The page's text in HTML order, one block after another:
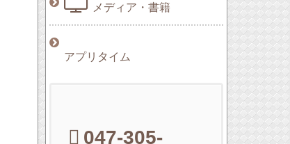
メディア・書籍
アプリタイム
047-305-